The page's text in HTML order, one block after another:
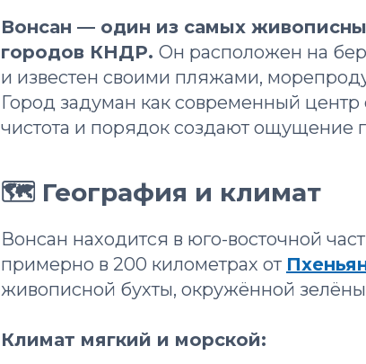
Вонсан — один из самых
городов КНДР. Он расположен на
и известен своими пляжами,
Город задуман как современный центр
чистота и порядок создают ощущение
🗺 География и климат
Вонсан находится в юго-восточной
примерно в 200 километрах от
живописной бухты, окружённой
Климат мягкий и морской: